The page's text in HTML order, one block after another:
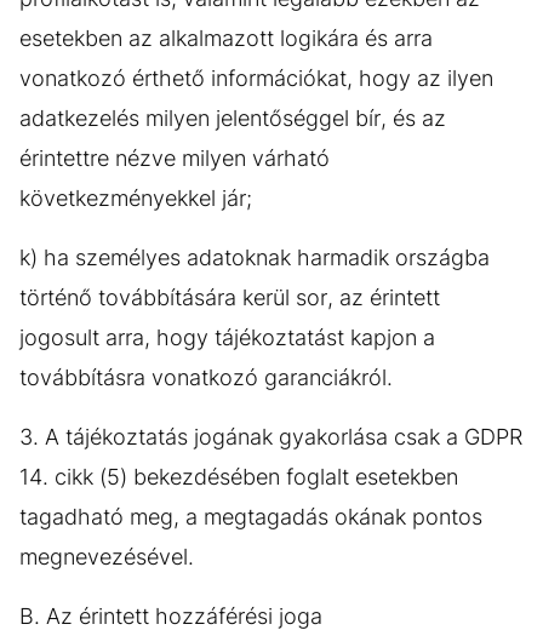
esetekben az alkalmazott logikára és arra
vonatkozó érthető információkat, hogy az ilyen
adatkezelés milyen jelentőséggel bír, és az
érintettre nézve milyen várható
következményekkel jár;
k) ha személyes adatoknak harmadik országba
történő továbbítására kerül sor, az érintett
jogosult arra, hogy tájékoztatást kapjon a
továbbításra vonatkozó garanciákról.
3. A tájékoztatás jogának gyakorlása csak a GDPR
14. cikk (5) bekezdésében foglalt esetekben
tagadható meg, a megtagadás okának pontos
megnevezésével.
B. Az érintett hozzáférési joga